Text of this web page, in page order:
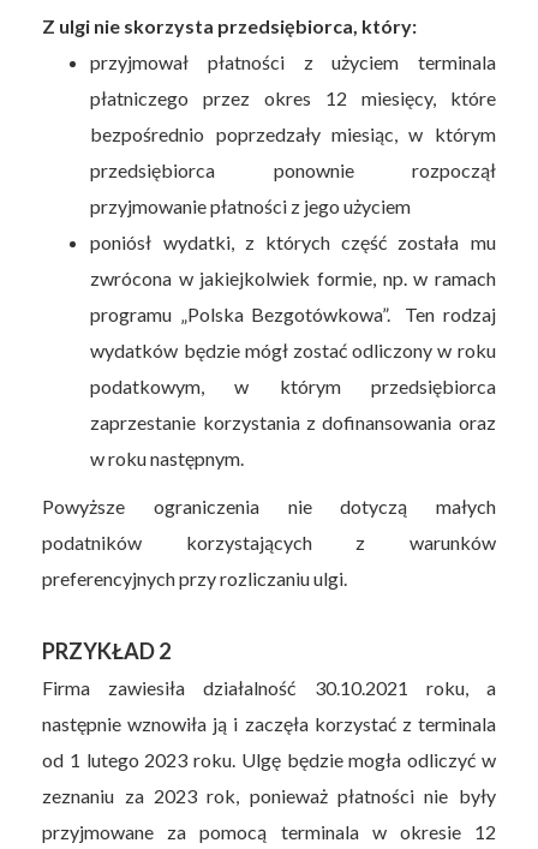
Z ulgi nie skorzysta przedsiębiorca, który:
przyjmował płatności z użyciem terminala
płatniczego przez okres 12 miesięcy, które
bezpośrednio poprzedzały miesiąc, w którym
przedsiębiorca ponownie rozpoczął
przyjmowanie płatności z jego użyciem
poniósł wydatki, z których część została mu
zwrócona w jakiejkolwiek formie, np. w ramach
programu „Polska Bezgotówkowa”. Ten rodzaj
wydatków będzie mógł zostać odliczony w roku
podatkowym, w którym przedsiębiorca
zaprzestanie korzystania z dofinansowania oraz
w roku następnym.
Powyższe ograniczenia nie dotyczą małych
podatników korzystających z warunków
preferencyjnych przy rozliczaniu ulgi.
PRZYKŁAD 2
Firma zawiesiła działalność 30.10.2021 roku, a
następnie wznowiła ją i zaczęła korzystać z terminala
od 1 lutego 2023 roku. Ulgę będzie mogła odliczyć w
zeznaniu za 2023 rok, ponieważ płatności nie były
przyjmowane za pomocą terminala w okresie 12